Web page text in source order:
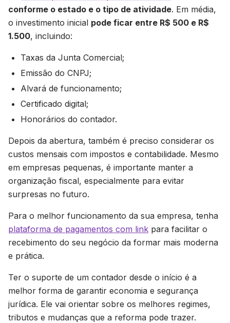
conforme o estado e o tipo de atividade. Em média,
o investimento inicial pode ficar entre R$ 500 e R$
1.500, incluindo:
Taxas da Junta Comercial;
Emissão do CNPJ;
Alvará de funcionamento;
Certificado digital;
Honorários do contador.
Depois da abertura, também é preciso considerar os
custos mensais com impostos e contabilidade. Mesmo
em empresas pequenas, é importante manter a
organização fiscal, especialmente para evitar
surpresas no futuro.
Para o melhor funcionamento da sua empresa, tenha
plataforma de pagamentos com link para facilitar o
recebimento do seu negócio da formar mais moderna
e prática.
Ter o suporte de um contador desde o início é a
melhor forma de garantir economia e segurança
jurídica. Ele vai orientar sobre os melhores regimes,
tributos e mudanças que a reforma pode trazer.